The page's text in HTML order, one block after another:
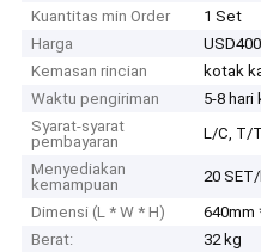
Kuantitas min Order
1 Set
Harga
Kemasan rincian
kotak
Waktu pengiriman
5-8 hari
Syarat-syarat
pembayaran
L/C, T/
Menyediakan
kemampuan
20
Dimensi (L * W * H)
640mm
Berat:
32 kg